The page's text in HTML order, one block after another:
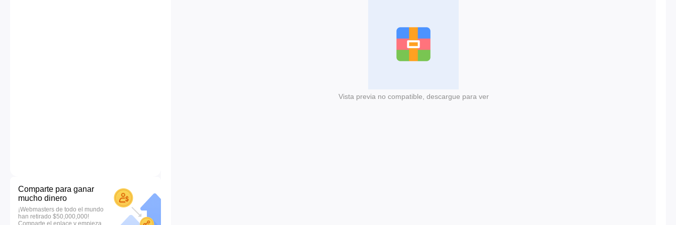
Comparte para ganar
mucho dinero
¡Webmasters de todo el mundo
han retirado $50,000,000!
Comparte el enlace y empieza
Vista previa no compatible, descargue para ver